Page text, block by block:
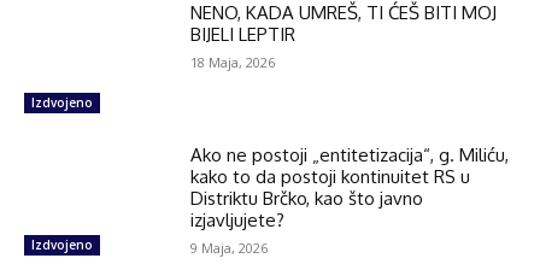
Izdvojeno
NENO, KADA UMREŠ, TI ĆEŠ BITI MOJ
BIJELI LEPTIR
18 Maja, 2026
Izdvojeno
Ako ne postoji „entitetizacija“, g. Miliću,
kako to da postoji kontinuitet RS u
Distriktu Brčko, kao što javno
izjavljujete?
9 Maja, 2026